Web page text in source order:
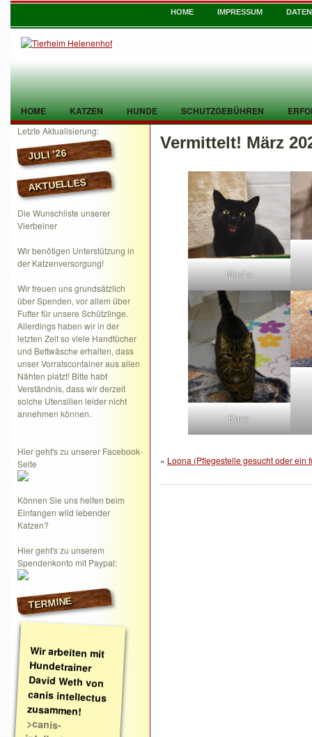
HOME IMPRESSUM
HOME KATZEN HUNDE SCHUTZGEBÜHREN
TIER GEFUNDEN KONTAKT
Letzte Aktualisierung:
JULI ’26
AKTUELLES
Die Wunschliste unserer
Vierbeiner
Wir benötigen Unterstützung in
der Katzenversorgung!
Wir freuen uns grundsätzlich
über Spenden, vor allem über
Futter für unsere Schützlinge.
Allerdings haben wir in der
letzten Zeit so viele Handtücher
und Bettwäsche erhalten, dass
unser Vorratscontainer aus allen
Nähten platzt! Bitte habt
Verständnis, dass wir derzeit
solche Utensilien leider nicht
annehmen können.
Hier geht's zu unserer Facebook-
Seite
Können Sie uns helfen beim
Einfangen wild lebender
Katzen?
Hier geht's zu unserem
Spendenkonto mit Paypal:
TERMINE
Wir arbeiten mit
Hundetrainer
David Weth von
canis intellectus
zusammen!
>canis-
Vermittelt! März
Masha
Kacy
« Loona (Pflegestelle gesucht oder ein